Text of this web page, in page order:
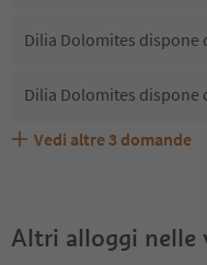
Dilia Dolomites dispone
Dilia Dolomites dispone
Dilia Dolomites accetta
Quali servizi/attività
Gli ospiti di Dilia
Vedi altre 3 domande
Altri alloggi nelle